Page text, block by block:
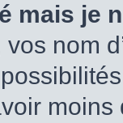
mais je
nom
moins